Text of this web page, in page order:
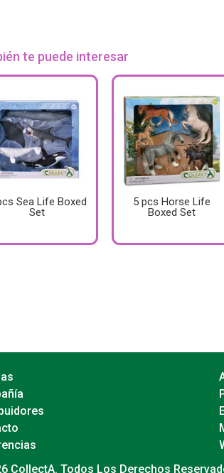
te puede interesar
Sea Life Boxed
Set
5 pcs Horse Life
Boxed Set
CollectA. Todos Los Derechos